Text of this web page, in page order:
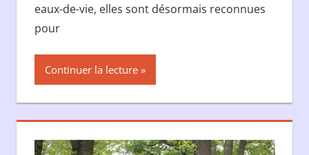
eaux-de-vie, elles sont désormais reconnues
pour
Continuer la lecture